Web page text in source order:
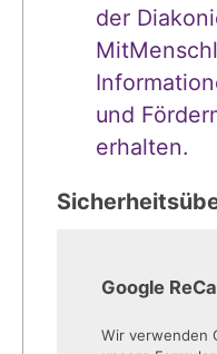
der
und
erhalten.
Google
Wir verwenden